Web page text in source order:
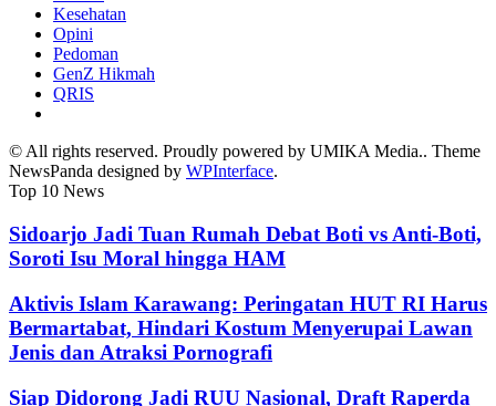
Kesehatan
Opini
Pedoman
GenZ Hikmah
QRIS
© All rights reserved. Proudly powered by UMIKA Media.. Theme
NewsPanda designed by WPInterface.
Top 10 News
Sidoarjo Jadi Tuan Rumah Debat Boti vs Anti-Boti,
Soroti Isu Moral hingga HAM
Aktivis Islam Karawang: Peringatan HUT RI Harus
Bermartabat, Hindari Kostum Menyerupai Lawan
Jenis dan Atraksi Pornografi
Siap Didorong Jadi RUU Nasional, Draft Raperda